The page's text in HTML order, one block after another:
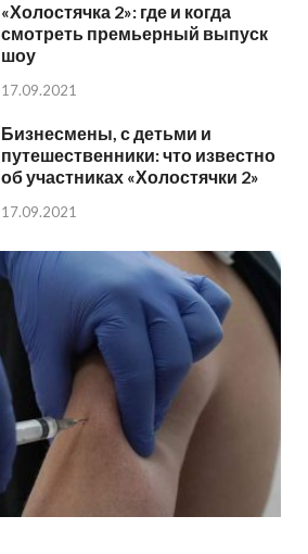
«Холостячка 2»: где и когда
смотреть премьерный выпуск
шоу
17.09.2021
Бизнесмены, с детьми и
путешественники: что известно
об участниках «Холостячки 2»
17.09.2021